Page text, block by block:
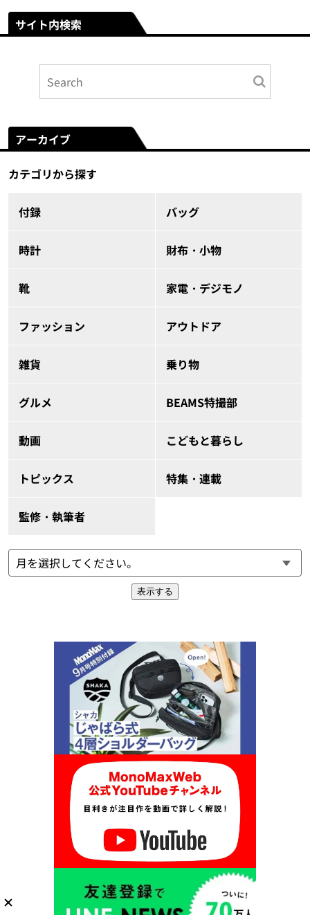
サイト内検索
アーカイブ
カテゴリから探す
付録 バッグ
時計 財布・小物
靴 家電・デジモノ
ファッション アウトドア
雑貨 乗り物
グルメ BEAMS特撮部
動画 こどもと暮らし
トピックス 特集・連載
監修・執筆者
表示する